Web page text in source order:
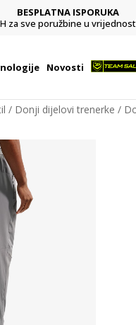
BESPLATNA ISPORUKA
za sve poružbine u
Novosti
Donji dijelovi trenerke